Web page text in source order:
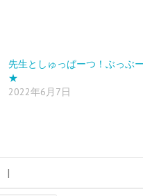
先生としゅっぱーつ！ぶっぶ
★
2022年6月7日
|